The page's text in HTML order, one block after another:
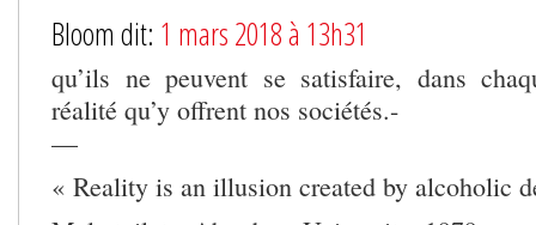
Bloom dit: 1 mars 2018 à 13h31
qu’ils ne peuvent se satisfaire, dans
réalité qu’y offrent nos sociétés.-
—
« Reality is an illusion created by alcoholic